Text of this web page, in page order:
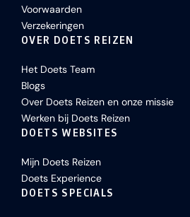
Voorwaarden
Verzekeringen
OVER DOETS REIZEN
Het Doets Team
Blogs
Over Doets Reizen en onze missie
Werken bij Doets Reizen
DOETS WEBSITES
Mijn Doets Reizen
Doets Experience
DOETS SPECIALS